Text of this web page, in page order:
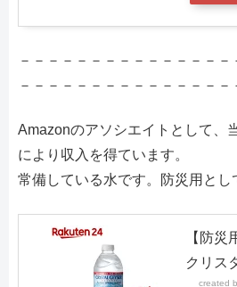
－－－－－－－－－－－－－－－
－－－－－－－－－－－－－－－
Amazonのアソシエイトとして、
により収入を得ています。
常備している水です。防災用とし
【防災
クリス
created